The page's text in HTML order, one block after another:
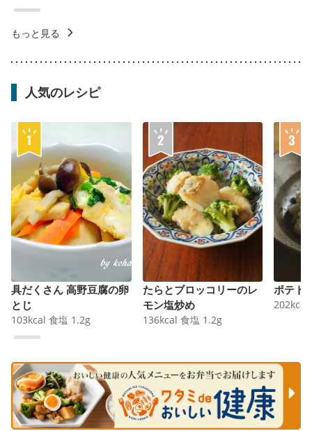
もっと見る
人気のレシピ
具だくさん 高野豆腐の卵
とじ
103kcal 食塩 1.2g
たらとブロッコリーのレ
モン塩炒め
136kcal 食塩 1.2g
ポテト
202kcal